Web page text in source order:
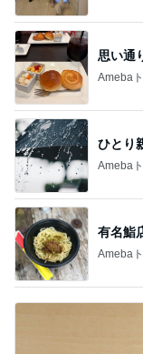
思い通
Ameba
ひとり
Ameba
有名鮨
Ameba